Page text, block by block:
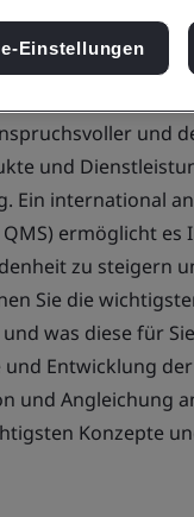
und
und
Ein international
ermöglicht es
zu steigern
Sie die
was diese für
Entwicklung der
und Angleichung
Konzepte
Einstellungen